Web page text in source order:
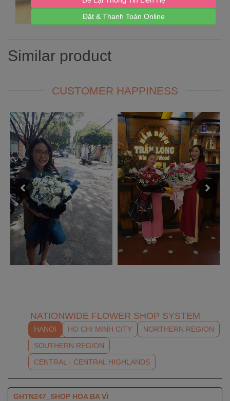
Similar product
CUSTOMER HAPPINESS
NATIONWIDE FLOWER SHOP SYSTEM
HANOI HO CHI MINH CITY
NORTHERN REGION
SOUTHERN REGION
CENTRAL - CENTRAL HIGHLANDS
GHTN247_SHOP HOA BA VÌ
Đặt & Thanh Toán Online